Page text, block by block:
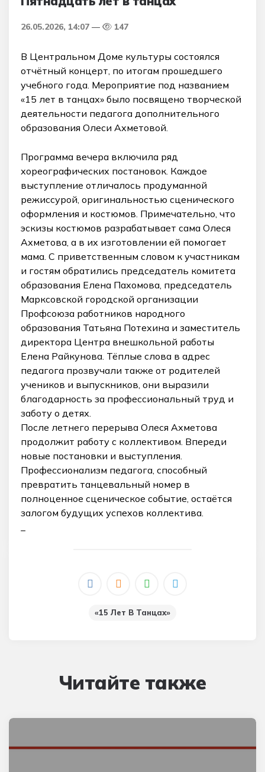
26.05.2026, 14:07 147
В Центральном Доме культуры состоялся
отчётный концерт, по итогам прошедшего
учебного года. Мероприятие под названием
«15 лет в танцах» было посвящено творческой
деятельности педагога дополнительного
образования Олеси Ахметовой.
Программа вечера включила ряд
хореографических постановок. Каждое
выступление отличалось продуманной
режиссурой, оригинальностью сценического
оформления и костюмов. Примечательно, что
эскизы костюмов разрабатывает сама Олеся
Ахметова, а в их изготовлении ей помогает
мама. С приветственным словом к участникам
и гостям обратились председатель комитета
образования Елена Пахомова, председатель
Марксовской городской организации
Профсоюза работников народного
образования Татьяна Потехина и заместитель
директора Центра внешкольной работы
Елена Райкунова. Тёплые слова в адрес
педагога прозвучали также от родителей
учеников и выпускников, они выразили
благодарность за профессиональный труд и
заботу о детях.
После летнего перерыва Олеся Ахметова
продолжит работу с коллективом. Впереди
новые постановки и выступления.
Профессионализм педагога, способный
превратить танцевальный номер в
полноценное сценическое событие, остаётся
залогом будущих успехов коллектива.
«15 Лет В Танцах»
Читайте также